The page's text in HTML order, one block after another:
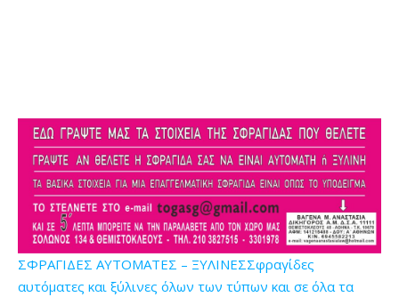
ΣΦΡΑΓΙΔΕΣ ΑΥΤΟΜΑΤΕΣ – ΞΥΛΙΝΕΣΣφραγίδες
αυτόματες και ξύλινες όλων των τύπων και σε όλα τα